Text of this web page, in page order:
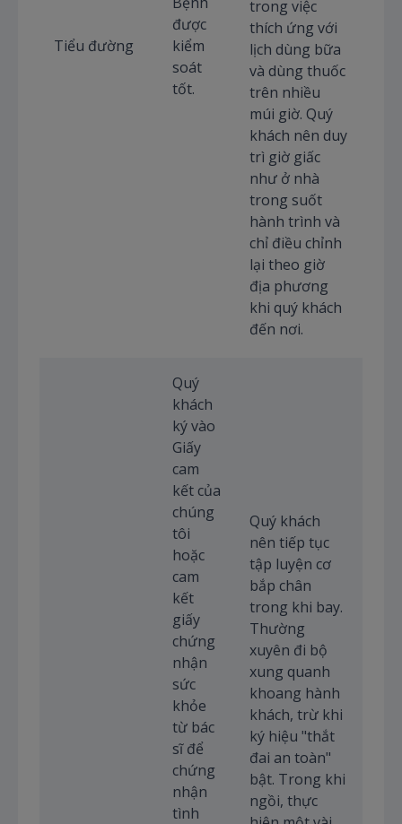
Tiểu đường
được
kiểm
soát
tốt.
trong việc
thích ứng với
lịch dùng bữa
và dùng thuốc
trên nhiều
múi giờ. Quý
khách nên duy
trì giờ giấc
như ở nhà
trong suốt
hành trình và
chỉ điều chỉnh
lại theo giờ
địa phương
khi quý khách
đến nơi.
Quý
khách
ký vào
Giấy
cam
kết của
chúng
tôi
hoặc
cam
kết
giấy
chứng
nhận
sức
khỏe
từ bác
sĩ để
chứng
nhận
tình
Quý khách
nên tiếp tục
tập luyện cơ
bắp chân
trong khi bay.
Thường
xuyên đi bộ
xung quanh
khoang hành
khách, trừ khi
ký hiệu "thắt
đai an toàn"
bật. Trong khi
ngồi, thực